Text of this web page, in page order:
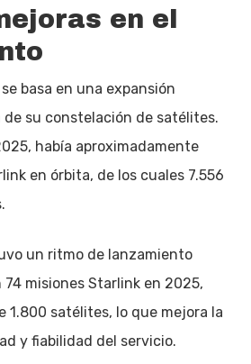
en el
basa en una expansión
su constelación de satélites.
había aproximadamente
en órbita, de los cuales 7.556
un ritmo de lanzamiento
misiones Starlink en 2025,
1.800 satélites, lo que mejora la
y fiabilidad del servicio.